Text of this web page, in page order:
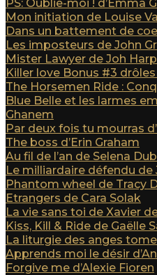
PS: Oublie-moi ! d’Emma
Mon initiation de Louise
Dans un battement de
Les imposteurs de John
Mister Lawyer de Joh
Killer love Bonus #3
The Horsemen Ride :
Blue Belle et les larmes
Ghanem
Par deux fois tu mourras
The boss d’Erin Graham
Au fil de l’an de Selena
Le milliardaire défendu de
Phantom wheel de Tracy
Etrangers de Cara Solak
La vie sans toi de Xavier
Kiss, Kill & Ride de Gaëlle
La liturgie des anges
Apprends moi le désir
Forgive me d’Alexie Fioren